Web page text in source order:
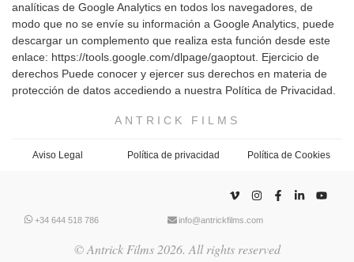
analíticas de Google Analytics en todos los navegadores, de
modo que no se envíe su información a Google Analytics, puede
descargar un complemento que realiza esta función desde este
enlace: https://tools.google.com/dlpage/gaoptout. Ejercicio de
derechos Puede conocer y ejercer sus derechos en materia de
protección de datos accediendo a nuestra Política de Privacidad.
ANTRICK FILMS
Aviso Legal Política de privacidad Política de Cookies
© Antrick Films 2026. All rights reserved
+34 644 518 786 info@antrickfilms.com